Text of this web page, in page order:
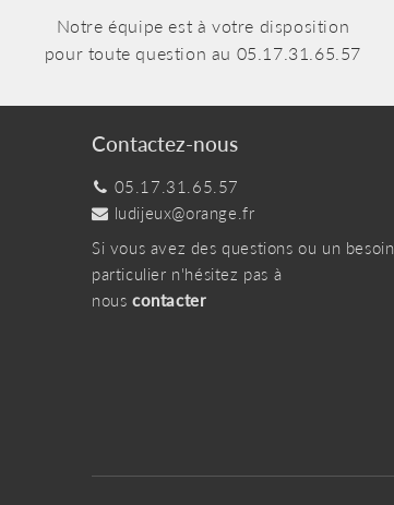
Notre équipe est à votre disposition
pour toute question au 05.17.31.65.57
Contactez-nous
05.17.31.65.57
ludijeux@orange.fr
Si vous avez des questions ou un besoin
particulier n'hésitez pas à
nous contacter